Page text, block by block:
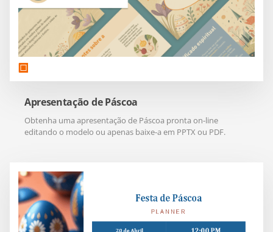
Apresentação de Páscoa
Obtenha uma apresentação de Páscoa pronta on-line
editando o modelo ou apenas baixe-a em PPTX ou PDF.